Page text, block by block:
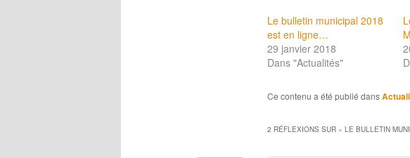
Le bulletin municipal 2018
est en ligne…
29 janvier 2018
Dans "Actualités"
Ce contenu a été publié dans
2 RÉFLEXIONS SUR « LE BULLETIN